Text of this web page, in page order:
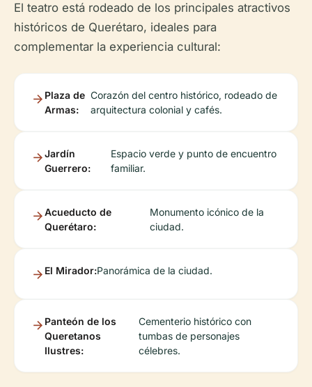
El teatro está rodeado de los principales atractivos
históricos de Querétaro, ideales para
complementar la experiencia cultural:
Plaza de
Armas:
Corazón del centro histórico, rodeado de
arquitectura colonial y cafés.
Jardín
Guerrero:
Espacio verde y punto de encuentro
familiar.
Acueducto de
Querétaro:
Monumento icónico de la
ciudad.
El Mirador:Panorámica de la ciudad.
Panteón de los
Queretanos
Ilustres:
Cementerio histórico con
tumbas de personajes
célebres.